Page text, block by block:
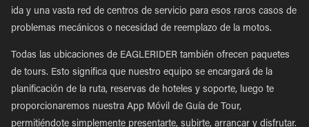
ida y una vasta red de centros de servicio para esos raros casos de
problemas mecánicos o necesidad de reemplazo de la motos.
Todas las ubicaciones de EAGLERIDER también ofrecen paquetes
de tours. Esto significa que nuestro equipo se encargará de la
planificación de la ruta, reservas de hoteles y soporte, luego te
proporcionaremos nuestra App Móvil de Guía de Tour,
permitiéndote simplemente presentarte, subirte, arrancar y disfrutar.